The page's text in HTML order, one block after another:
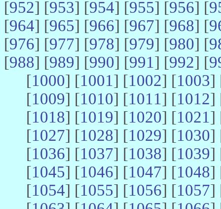
[952] [953] [954] [955] [956] [
[964] [965] [966] [967] [968] [
[976] [977] [978] [979] [980] [
[988] [989] [990] [991] [992] [
[1000] [1001] [1002] [1003]
[1009] [1010] [1011] [1012]
[1018] [1019] [1020] [1021]
[1027] [1028] [1029] [1030]
[1036] [1037] [1038] [1039]
[1045] [1046] [1047] [1048]
[1054] [1055] [1056] [1057]